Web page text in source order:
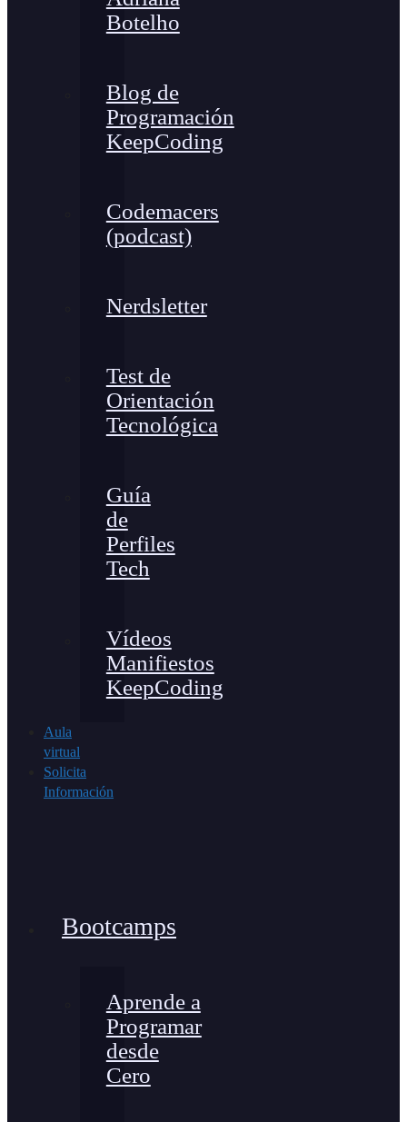
Botelho
Blog de
Programación
KeepCoding
Codemacers
(podcast)
Nerdsletter
Test de
Orientación
Tecnológica
Guía
de
Perfiles
Tech
Vídeos
Manifiestos
KeepCoding
Aula
virtual
Solicita
Información
Bootcamps
Aprende a
Programar
desde
Cero